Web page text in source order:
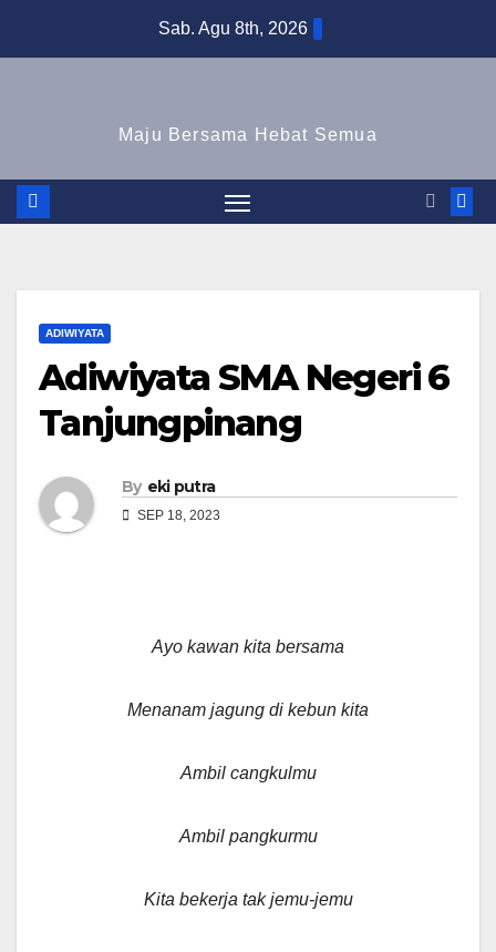
Sab. Agu 8th, 2026
Maju Bersama Hebat Semua
ADIWIYATA
Adiwiyata SMA Negeri 6
Tanjungpinang
By eki putra
SEP 18, 2023
Ayo kawan kita bersama
Menanam jagung di kebun kita
Ambil cangkulmu
Ambil pangkurmu
Kita bekerja tak jemu-jemu